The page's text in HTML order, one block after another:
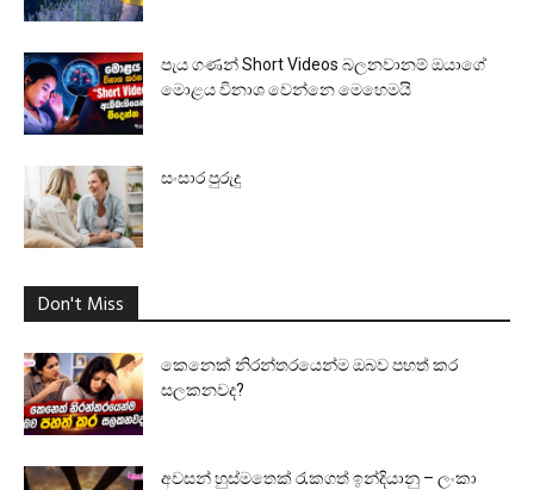
පැය ගණන් Short Videos බලනවානම් ඔයාගේ
මොළය විනාශ වෙන්නෙ මෙහෙමයි
සංසාර පුරුදු
Don't Miss
කෙනෙක් නිරන්තරයෙන්ම ඔබව පහත් කර
සලකනවද?
අවසන් හුස්මතෙක් රැකගත් ඉන්දියානු – ලංකා